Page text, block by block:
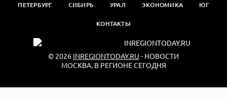
ПЕТЕРБУРГ СИБИРЬ УРАЛ ЭКОНОМИКА ЮГ
КОНТАКТЫ
© 2026 INREGIONTODAY.RU - НОВОСТИ
МОСКВА. В РЕГИОНЕ СЕГОДНЯ